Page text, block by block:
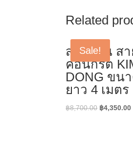
Related
Sale!
สายจี้ปูน สา
คอนกรีต
DONG ขน
ยาว 4 เมตร
฿8,700.00 Original
฿4,350.00